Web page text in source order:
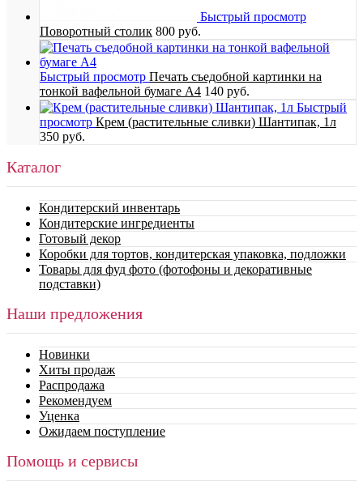
Быстрый просмотр
Поворотный столик 800 руб.
Быстрый просмотр Печать съедобной картинки на
тонкой вафельной бумаге А4 140 руб.
Быстрый
просмотр Крем (растительные сливки) Шантипак, 1л
350 руб.
Каталог
Кондитерский инвентарь
Кондитерские ингредиенты
Готовый декор
Коробки для тортов, кондитерская упаковка, подложки
Товары для фуд фото (фотофоны и декоративные
подставки)
Наши предложения
Новинки
Хиты продаж
Распродажа
Рекомендуем
Уценка
Ожидаем поступление
Помощь и сервисы